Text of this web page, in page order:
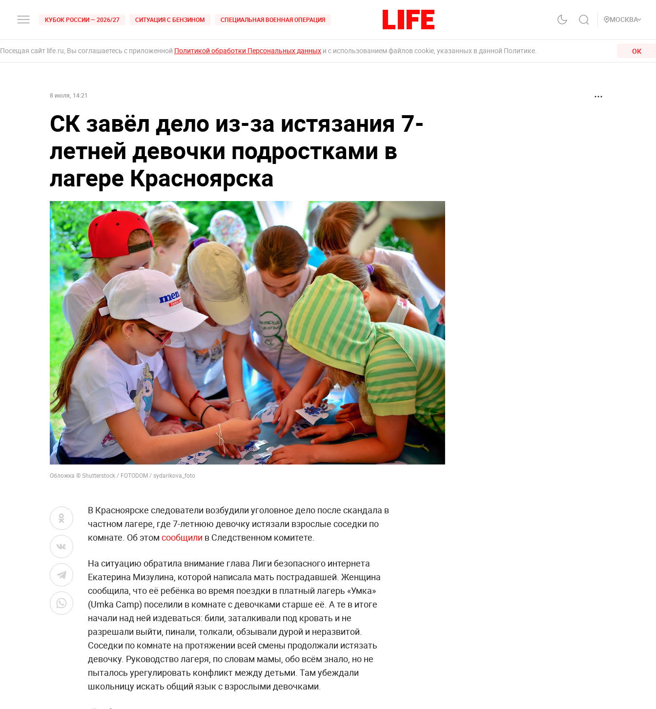
КУБОК РОССИИ — 2026/27 СИТУАЦИЯ С БЕНЗИНОМ СПЕЦИАЛЬНАЯ ВОЕННАЯ ОПЕРАЦИЯ МОСКВА
Посещая сайт life.ru, Вы соглашаетесь с приложенной Политикой обработки Персональных данных и с использованием файлов cookie, указанных в данной Политике. ОК
8 июля, 14:21
СК завёл дело из-за истязания 7-
летней девочки подростками в
лагере Красноярска
Обложка © Shutterstock / FOTODOM / sydarikova_foto
В Красноярске следователи возбудили уголовное дело после скандала в
частном лагере, где 7-летнюю девочку истязали взрослые соседки по
комнате. Об этом сообщили в Следственном комитете.
На ситуацию обратила внимание глава Лиги безопасного интернета
Екатерина Мизулина, которой написала мать пострадавшей. Женщина
сообщила, что её ребёнка во время поездки в платный лагерь «Умка»
(Umka Camp) поселили в комнате с девочками старше её. А те в итоге
начали над ней издеваться: били, заталкивали под кровать и не
разрешали выйти, пинали, толкали, обзывали дурой и неразвитой.
Соседки по комнате на протяжении всей смены продолжали истязать
девочку. Руководство лагеря, по словам мамы, обо всём знало, но не
пыталось урегулировать конфликт между детьми. Там убеждали
школьницу искать общий язык с взрослыми девочками.